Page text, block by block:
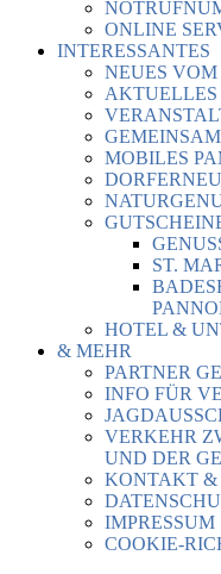
ONLINE
INTERESSANTES
NEUES VOM
AKTUELLES
MOBILES
ST.
HOTEL &
& MEHR
PARTNER
INFO FÜR
VERKEHR
UND DER
KONTAKT &
IMPRESSUM
COOKIE-